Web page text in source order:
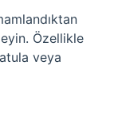
Özellikle
veya